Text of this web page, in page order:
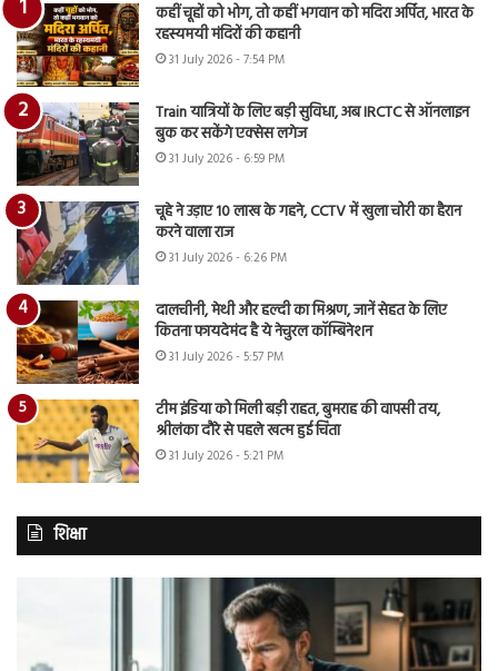
कहीं चूहों को भोग, तो कहीं भगवान को मदिरा अर्पित, भारत के
रहस्यमयी मंदिरों की कहानी
31 July 2026 - 7:54 PM
Train यात्रियों के लिए बड़ी सुविधा, अब IRCTC से ऑनलाइन
बुक कर सकेंगे एक्सेस लगेज
31 July 2026 - 6:59 PM
चूहे ने उड़ाए 10 लाख के गहने, CCTV में खुला चोरी का हैरान
करने वाला राज
31 July 2026 - 6:26 PM
दालचीनी, मेथी और हल्दी का मिश्रण, जानें सेहत के लिए
कितना फायदेमंद है ये नेचुरल कॉम्बिनेशन
31 July 2026 - 5:57 PM
टीम इंडिया को मिली बड़ी राहत, बुमराह की वापसी तय,
श्रीलंका दौरे से पहले खत्म हुई चिंता
31 July 2026 - 5:21 PM
शिक्षा